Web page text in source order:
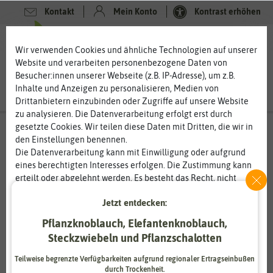
Kontakt Mein Konto Kontrast erhöhen
Wir verwenden Cookies und ähnliche Technologien auf unserer
Website und verarbeiten personenbezogene Daten von
Besucher:innen unserer Webseite (z.B. IP-Adresse), um z.B.
Inhalte und Anzeigen zu personalisieren, Medien von
Drittanbietern einzubinden oder Zugriffe auf unsere Website
zu analysieren. Die Datenverarbeitung erfolgt erst durch
gesetzte Cookies. Wir teilen diese Daten mit Dritten, die wir in
den Einstellungen benennen.
Die Datenverarbeitung kann mit Einwilligung oder aufgrund
eines berechtigten Interesses erfolgen. Die Zustimmung kann
erteilt oder abgelehnt werden. Es besteht das Recht, nicht
Zeitpunkt zu ändern oder zu widerrufen. Weitere
Informationen zur Verwendung personenbezogener Daten und
den Diensten erklären wir in unsererDaten­schutz­erklärung
Essenziell Statistik
Jetzt entdecken:
Pflanzknoblauch, Elefantenknoblauch,
Steckzwiebeln und Pflanzschalotten
Teilweise begrenzte Verfügbarkeiten aufgrund regionaler Ertragseinbußen
durch Trockenheit.